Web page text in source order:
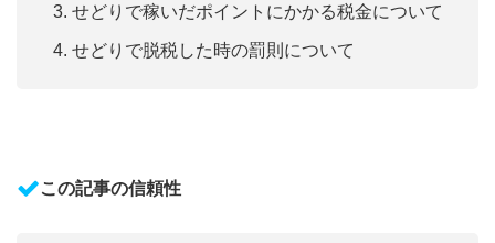
せどりで稼いだポイントにかかる税金について
せどりで脱税した時の罰則について
この記事の信頼性